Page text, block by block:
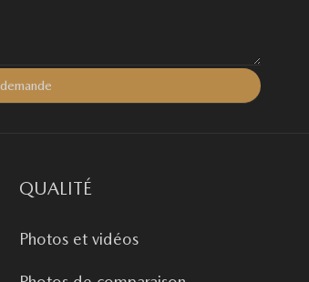
QUALITÉ
Photos et vidéos